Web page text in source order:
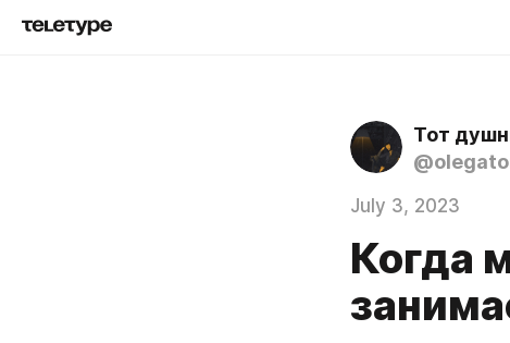
Тот
July 3, 2023
Когда